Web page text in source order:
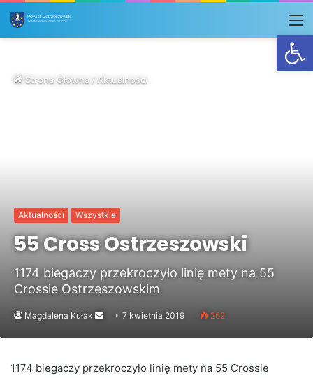
Strona Główna/Aktualności
Aktualności Wszystkie
55 Cross Ostrzeszowski
1174 biegaczy przekroczyło linię mety na 55
Crossie Ostrzeszowskim
Magdalena Kułak
Send7 kwietnia 2019 262
1174 biegaczy przekroczyło linię mety na 55 Crossie